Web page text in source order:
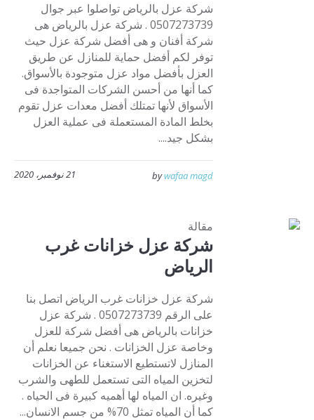
شركة عزل بالرياض تواصلوا عبر جوال
0507273739 . شركة عزل بالرياض هى
شركة أفنان و هى أفضل شركة عزل حيث
توفر لكم أفضل حماية للمنازل عن طريق
العزل بأفضل مواد عزل متوجودة بالأسواق.
كما أنها من أحسن الشركات المتواجدة فى
الأسواق لأنها تمتلك أفضل معدات عزل تقوم
بخلط المادة المستعملة فى عملية العزل
بشكل جيد....
21 نوفمبر، 2020 bywafaa magd
مقالة
شركة عزل خزانات غرب
الرياض
شركة عزل خزانات غرب الرياض اتصل بنا
على الرقم 0507273739 . شركة عزل
خزانات بالرياض هى أفضل شركة للعزل
وخاصة عزل الخزانات . نحن جميعا نعلم أن
المنازل لاتستطيع الاستغناء عن الخزانات
لتخزين المياه التى تستعمل للطهى والشرب
وغيره. ان المياه لها أهميه كبيرة فى الحياه .
كما أن المياه تمثل 70% من جسم الانسان...